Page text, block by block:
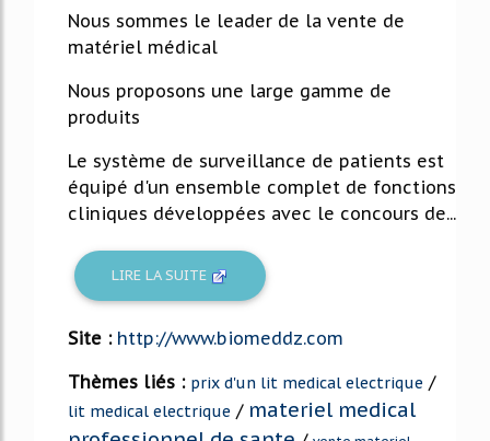
Nous sommes le leader de la vente de
matériel médical
Nous proposons une large gamme de
produits
Le système de surveillance de patients est
équipé d'un ensemble complet de fonctions
cliniques développées avec le concours de...
LIRE LA SUITE
Site : http://www.biomeddz.com
Thèmes liés : prix d'un lit medical electrique /
lit medical electrique / materiel medical